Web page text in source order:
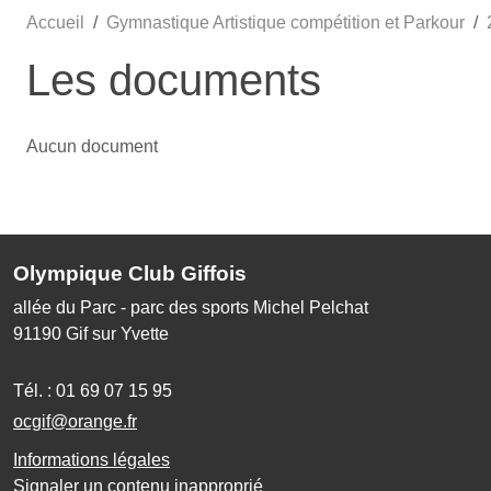
Accueil Gymnastique Artistique compétition et Parkour
Les documents
Aucun document
Olympique Club Giffois
allée du Parc - parc des sports Michel Pelchat
91190 Gif sur Yvette
Tél. : 01 69 07 15 95
ocgif@orange.fr
Informations légales
Signaler un contenu inapproprié